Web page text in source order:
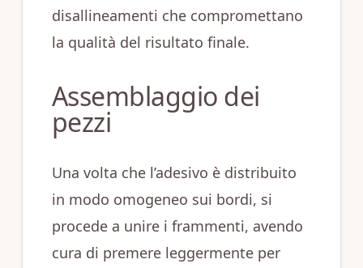
disallineamenti che compromettano
la qualità del risultato finale.
Assemblaggio dei
pezzi
Una volta che l’adesivo è distribuito
in modo omogeneo sui bordi, si
procede a unire i frammenti, avendo
cura di premere leggermente per